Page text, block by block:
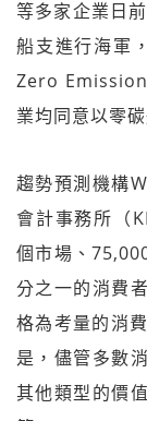
等多家企業日
船支進行海軍
Zero
業均同意以零
趨勢預測機構
會計事務所（
個市場、
分之一的消費
格為考量的消
是，儘管多數
其他類型的價